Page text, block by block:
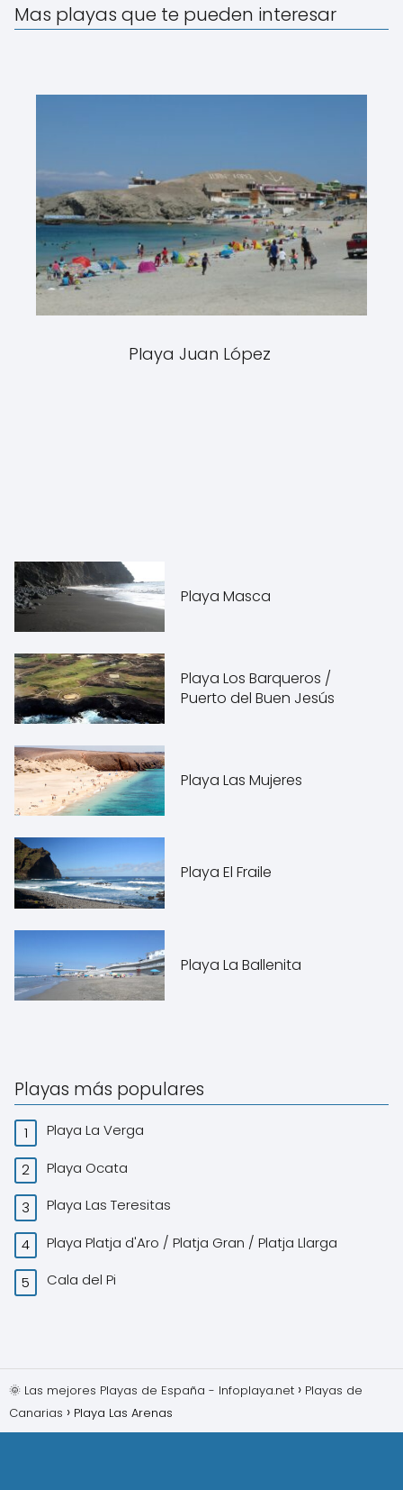
Mas playas que te pueden interesar
Playa Juan López
Playa Masca
Playa Los Barqueros /
Puerto del Buen Jesús
Playa Las Mujeres
Playa El Fraile
Playa La Ballenita
Playas más populares
Playa La Verga
Playa Ocata
Playa Las Teresitas
Playa Platja d'Aro / Platja Gran / Platja Llarga
Cala del Pi
🌞 Las mejores Playas de España - Infoplaya.net
Playas de
Canarias
Playa Las Arenas